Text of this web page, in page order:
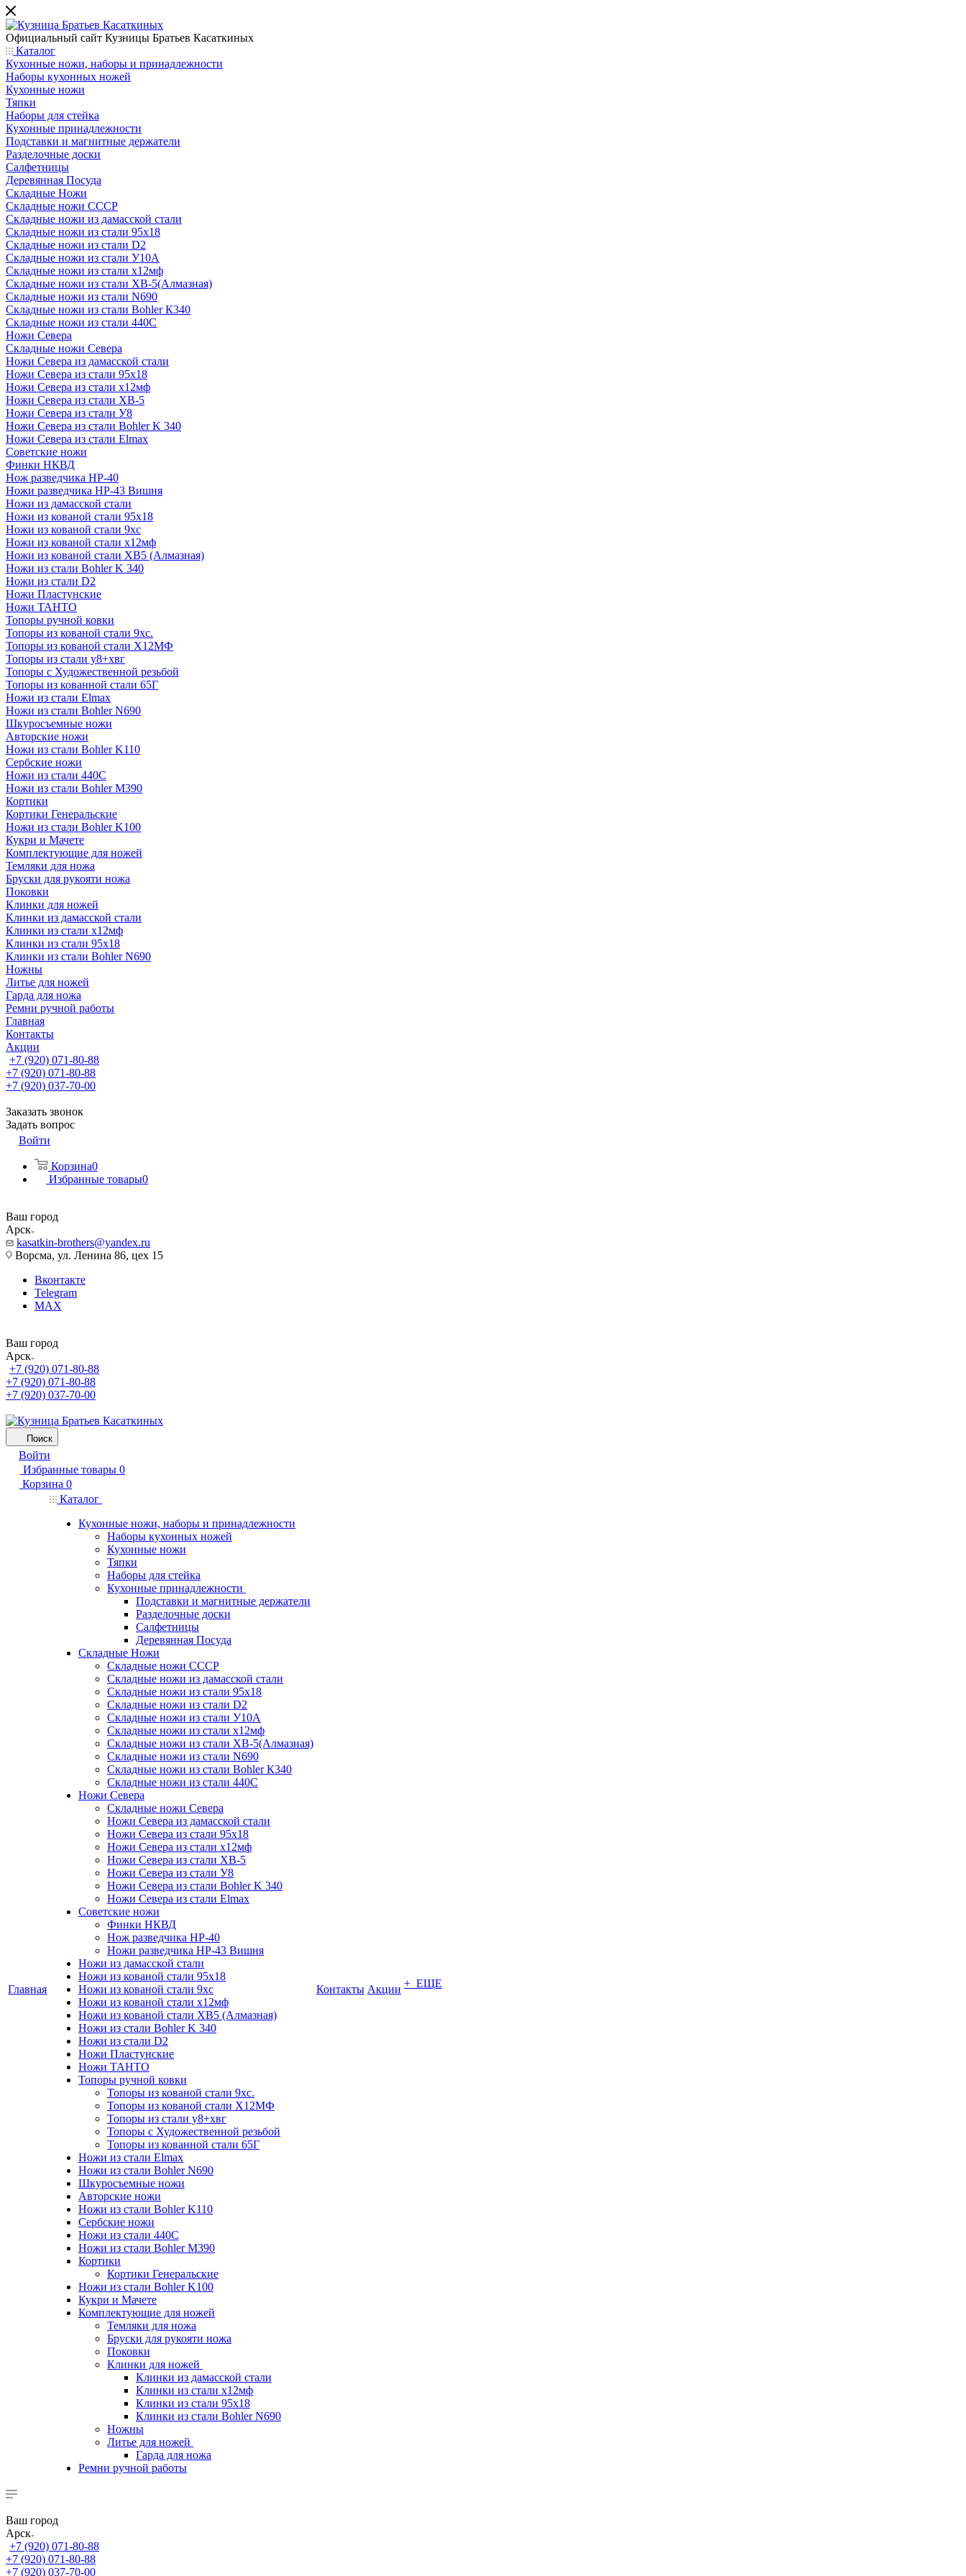
Официальный сайт Кузницы Братьев Касаткиных
Каталог
Кухонные ножи, наборы и принадлежности
Наборы кухонных ножей
Кухонные ножи
Тяпки
Наборы для стейка
Кухонные принадлежности
Подставки и магнитные держатели
Разделочные доски
Салфетницы
Деревянная Посуда
Складные Ножи
Cкладные ножи СССР
Складные ножи из дамасской стали
Складные ножи из стали 95х18
Складные ножи из стали D2
Складные ножи из стали У10А
Складные ножи из стали х12мф
Складные ножи из стали ХВ-5(Алмазная)
Складные ножи из стали N690
Складные ножи из стали Bohler К340
Складные ножи из стали 440С
Ножи Севера
Складные ножи Севера
Ножи Севера из дамасской стали
Ножи Севера из стали 95х18
Ножи Севера из стали х12мф
Ножи Севера из стали ХВ-5
Ножи Севера из стали У8
Ножи Севера из стали Bohler K 340
Ножи Севера из стали Elmax
Советские ножи
Финки НКВД
Нож разведчика НР-40
Ножи разведчика НР-43 Вишня
Ножи из дамасской стали
Ножи из кованой стали 95х18
Ножи из кованой стали 9хс
Ножи из кованой стали х12мф
Ножи из кованой стали ХВ5 (Алмазная)
Ножи из стали Bohler K 340
Ножи из стали D2
Ножи Пластунские
Ножи ТАНТО
Топоры ручной ковки
Топоры из кованой стали 9хс.
Топоры из кованой стали Х12МФ
Топоры из стали у8+хвг
Топоры с Художественной резьбой
Топоры из кованной стали 65Г
Ножи из стали Elmax
Ножи из стали Bohler N690
Шкуросъемные ножи
Авторские ножи
Ножи из стали Bohler K110
Сербские ножи
Ножи из стали 440С
Ножи из стали Bohler M390
Кортики
Кортики Генеральские
Ножи из стали Bohler K100
Кукри и Мачете
Комплектующие для ножей
Темляки для ножа
Бруски для рукояти ножа
Поковки
Клинки для ножей
Клинки из дамасской стали
Клинки из стали х12мф
Клинки из стали 95х18
Клинки из стали Bohler N690
Ножны
Литье для ножей
Гарда для ножа
Ремни ручной работы
Главная
Контакты
Акции
+7 (920) 071-80-88
+7 (920) 071-80-88
+7 (920) 037-70-00
Заказать звонок
Задать вопрос
Войти
Корзина0
Избранные товары0
Ваш город
Арск
kasatkin-brothers@yandex.ru
Ворсма, ул. Ленина 86, цех 15
Вконтакте
Telegram
MAX
Ваш город
Арск
+7 (920) 071-80-88
+7 (920) 071-80-88
+7 (920) 037-70-00
Поиск
Войти
Избранные товары 0
Корзина 0
Главная
Каталог
Кухонные ножи, наборы и принадлежности
Наборы кухонных ножей
Кухонные ножи
Тяпки
Наборы для стейка
Кухонные принадлежности
Подставки и магнитные держатели
Разделочные доски
Салфетницы
Деревянная Посуда
Складные Ножи
Cкладные ножи СССР
Складные ножи из дамасской стали
Складные ножи из стали 95х18
Складные ножи из стали D2
Складные ножи из стали У10А
Складные ножи из стали х12мф
Складные ножи из стали ХВ-5(Алмазная)
Складные ножи из стали N690
Складные ножи из стали Bohler К340
Складные ножи из стали 440С
Ножи Севера
Складные ножи Севера
Ножи Севера из дамасской стали
Ножи Севера из стали 95х18
Ножи Севера из стали х12мф
Ножи Севера из стали ХВ-5
Ножи Севера из стали У8
Ножи Севера из стали Bohler K 340
Ножи Севера из стали Elmax
Советские ножи
Финки НКВД
Нож разведчика НР-40
Ножи разведчика НР-43 Вишня
Ножи из дамасской стали
Ножи из кованой стали 95х18
Ножи из кованой стали 9хс
Ножи из кованой стали х12мф
Ножи из кованой стали ХВ5 (Алмазная)
Ножи из стали Bohler K 340
Ножи из стали D2
Ножи Пластунские
Ножи ТАНТО
Топоры ручной ковки
Топоры из кованой стали 9хс.
Топоры из кованой стали Х12МФ
Топоры из стали у8+хвг
Топоры с Художественной резьбой
Топоры из кованной стали 65Г
Ножи из стали Elmax
Ножи из стали Bohler N690
Шкуросъемные ножи
Авторские ножи
Ножи из стали Bohler K110
Сербские ножи
Ножи из стали 440С
Ножи из стали Bohler M390
Кортики
Кортики Генеральские
Ножи из стали Bohler K100
Кукри и Мачете
Комплектующие для ножей
Темляки для ножа
Бруски для рукояти ножа
Поковки
Клинки для ножей
Клинки из дамасской стали
Клинки из стали х12мф
Клинки из стали 95х18
Клинки из стали Bohler N690
Ножны
Литье для ножей
Гарда для ножа
Ремни ручной работы
Контакты Акции + ЕЩЕ
Ваш город
Арск
+7 (920) 071-80-88
+7 (920) 071-80-88
+7 (920) 037-70-00